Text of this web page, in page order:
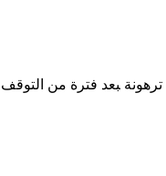
‍بعد فترة من